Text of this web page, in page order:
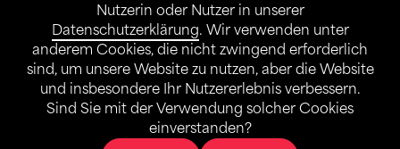
Nutzerin oder Nutzer in unserer
Datenschutzerklärung. Wir verwenden unter
anderem Cookies, die nicht zwingend erforderlich
sind, um unsere Website zu nutzen, aber die Website
und insbesondere Ihr Nutzererlebnis verbessern.
Sind Sie mit der Verwendung solcher Cookies
einverstanden?